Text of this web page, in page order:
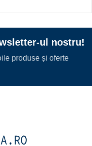
ul nostru!
produse și oferte